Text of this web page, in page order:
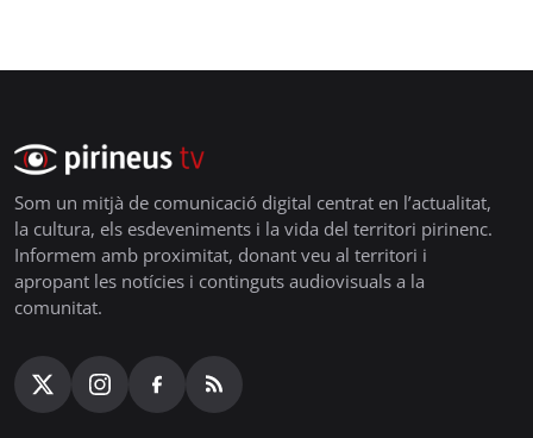
Som un mitjà de comunicació digital centrat en l’actualitat,
la cultura, els esdeveniments i la vida del territori pirinenc.
Informem amb proximitat, donant veu al territori i
apropant les notícies i continguts audiovisuals a la
comunitat.